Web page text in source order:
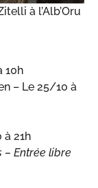
à l’Alb’Oru
10h
– Le 25/10 à
21h
– Entrée libre